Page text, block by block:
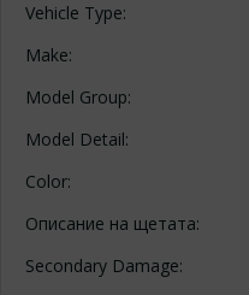
Vehicle Type:
Make:
Model Group:
Model Detail:
Color:
Описание на щетата:
Secondary Damage: